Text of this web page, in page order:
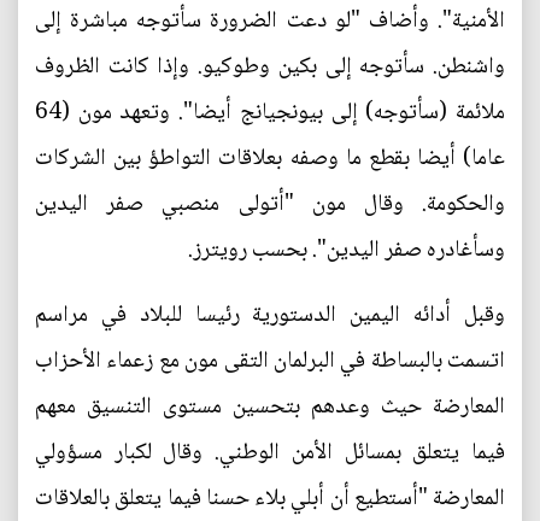
الأمنية". وأضاف "لو دعت الضرورة سأتوجه مباشرة إلى
واشنطن. سأتوجه إلى بكين وطوكيو. وإذا كانت الظروف
ملائمة (سأتوجه) إلى بيونجيانج أيضا". وتعهد مون (64
عاما) أيضا بقطع ما وصفه بعلاقات التواطؤ بين الشركات
والحكومة. وقال مون "أتولى منصبي صفر اليدين
وسأغادره صفر اليدين". بحسب رويترز.
وقبل أدائه اليمين الدستورية رئيسا للبلاد في مراسم
اتسمت بالبساطة في البرلمان التقى مون مع زعماء الأحزاب
المعارضة حيث وعدهم بتحسين مستوى التنسيق معهم
فيما يتعلق بمسائل الأمن الوطني. وقال لكبار مسؤولي
المعارضة "أستطيع أن أبلي بلاء حسنا فيما يتعلق بالعلاقات